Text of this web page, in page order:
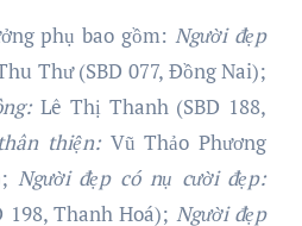
phụ bao gồm:Người đẹp
Thư (SBD 077, Đồng Nai);
Lê Thị Thanh (SBD 188,
thiện:Vũ Thảo Phương
Người đẹp có nụ cười đẹp:
198, Thanh Hoá); Người đẹp